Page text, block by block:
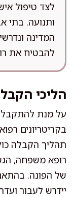
לצד טיפול
ותנועה. בתי
המדינה
להבטיח את
הליכי
על מנת להתקבל
בקריטריונים
תהליך הקבלה
רופא משפחה,
של הפונה.
יידרש לעבור